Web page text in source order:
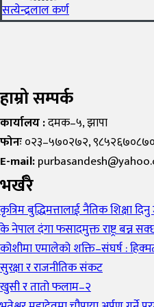
सत्येन्द्रलाल कर्ण
हाम्रो सम्पर्क
कार्यालय :दमक–५, झापा
फोनः०२३–५७०२७२, ९८५२६७०८७०
E-mail:
भर्खरै
कृत्रिम बुद्धिमत्तालाई नैतिक शिक्षा
के नेपाल दंगा फसादमुक्त राष्ट्र बन्न
कोशीमा एमालेको शक्ति–संघर्ष :
सुरक्षा र राजनीतिक संकट
खुसी र तातो फलाम–२